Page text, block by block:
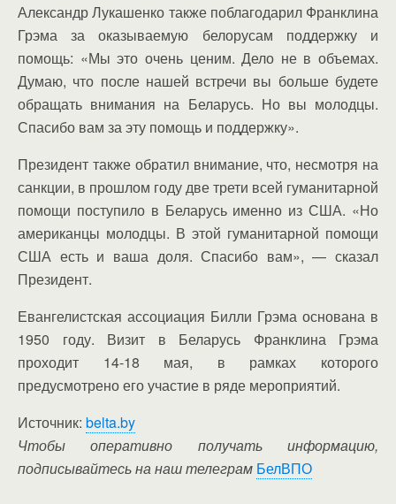
Александр Лукашенко также поблагодарил Франклина
Грэма за оказываемую белорусам поддержку и
помощь: «Мы это очень ценим. Дело не в объемах.
Думаю, что после нашей встречи вы больше будете
обращать внимания на Беларусь. Но вы молодцы.
Спасибо вам за эту помощь и поддержку».
Президент также обратил внимание, что, несмотря на
санкции, в прошлом году две трети всей гуманитарной
помощи поступило в Беларусь именно из США. «Но
американцы молодцы. В этой гуманитарной помощи
США есть и ваша доля. Спасибо вам», — сказал
Президент.
Евангелистская ассоциация Билли Грэма основана в
1950 году. Визит в Беларусь Франклина Грэма
проходит 14-18 мая, в рамках которого
предусмотрено его участие в ряде мероприятий.
Источник: belta.by
Чтобы оперативно получать информацию,
подписывайтесь на наш телеграм БелВПО